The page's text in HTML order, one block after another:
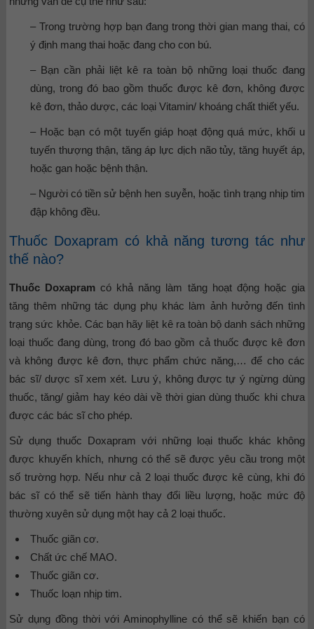
– Trong trường hợp bạn đang trong thời gian mang thai, có
ý định mang thai hoặc đang cho con bú.
– Bạn cần phải liệt kê ra toàn bộ những loại thuốc đang
dùng, trong đó bao gồm thuốc được kê đơn, không được
kê đơn, thảo dược, các loại Vitamin/ khoáng chất thiết yếu.
– Hoặc bạn có một tuyến giáp hoạt động quá mức, khối u
tuyến thượng thận, tăng áp lực dịch não tủy, tăng huyết áp,
hoặc gan hoặc bệnh thận.
– Người có tiền sử bệnh hen suyễn, hoặc tình trạng nhịp tim
đập không đều.
Thuốc Doxapram có khả năng tương tác như
thế nào?
Thuốc Doxapram có khả năng làm tăng hoạt động hoặc gia
tăng thêm những tác dụng phụ khác làm ảnh hưởng đến tình
trạng sức khỏe. Các bạn hãy liệt kê ra toàn bộ danh sách những
loại thuốc đang dùng, trong đó bao gồm cả thuốc được kê đơn
và không được kê đơn, thực phẩm chức năng,… để cho các
bác sĩ/ dược sĩ xem xét. Lưu ý, không được tự ý ngừng dùng
thuốc, tăng/ giảm hay kéo dài về thời gian dùng thuốc khi chưa
được các bác sĩ cho phép.
Sử dụng thuốc Doxapram với những loại thuốc khác không
được khuyến khích, nhưng có thể sẽ được yêu cầu trong một
số trường hợp. Nếu như cả 2 loại thuốc được kê cùng, khi đó
bác sĩ có thể sẽ tiến hành thay đổi liều lượng, hoặc mức độ
thường xuyên sử dụng một hay cả 2 loại thuốc.
Thuốc giãn cơ.
Chất ức chế MAO.
Thuốc giãn cơ.
Thuốc loạn nhịp tim.
Sử dụng đồng thời với Aminophylline có thể sẽ khiến bạn có